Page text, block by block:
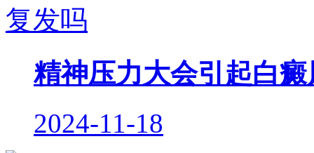
精神压力大会引起白
2024-11-18